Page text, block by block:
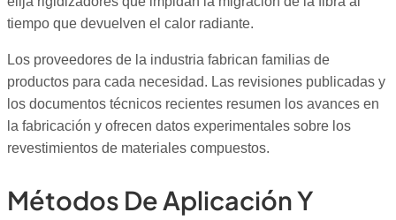
tiempo que devuelven el calor radiante.
Los proveedores de la industria fabrican familias de
productos para cada necesidad. Las revisiones publicadas y
los documentos técnicos recientes resumen los avances en
la fabricación y ofrecen datos experimentales sobre los
revestimientos de materiales compuestos.
Métodos De Aplicación Y